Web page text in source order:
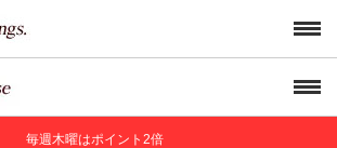
毎週木曜はポイント2倍